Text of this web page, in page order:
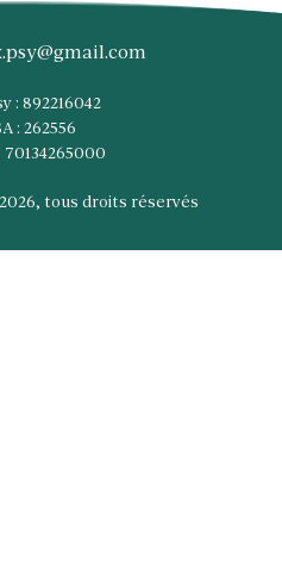
: 892216042
: 262556
70134265000
2026, tous droits réservés